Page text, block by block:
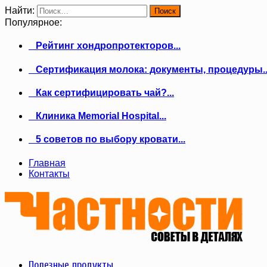
Найти:
Популярное:
Рейтинг хондропротекторов...
Сертификация молока: документы,
Как сертифицировать чай?...
Клиника Memorial Hospital...
5 советов по выбору кровати...
Главная
Контакты